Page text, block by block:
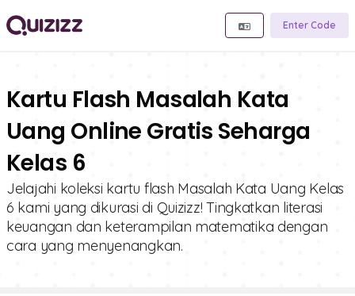
Enter Code
Kartu Flash Masalah Kata
Uang Online Gratis Seharga
Kelas 6
Jelajahi koleksi kartu flash Masalah Kata Uang Kelas
6 kami yang dikurasi di Quizizz! Tingkatkan literasi
keuangan dan keterampilan matematika dengan
cara yang menyenangkan.